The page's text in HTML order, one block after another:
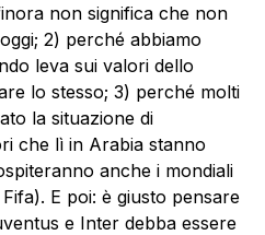
non significa che non
2) perché abbiamo
leva sui valori dello
lo stesso; 3) perché molti
la situazione di
che lì in Arabia stanno
anche i mondiali
E poi: è giusto pensare
e Inter debba essere